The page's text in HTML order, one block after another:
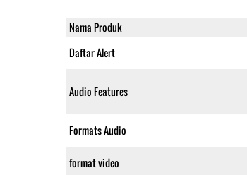
Nama Produk
Daftar Alert
Audio Features
Formats Audio
format video